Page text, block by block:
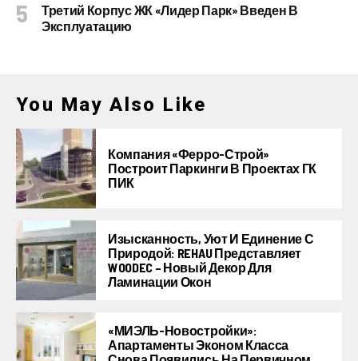
Третий Корпус ЖК «Лидер Парк» Введен В
Эксплуатацию
You May Also Like
Компания «Ферро-Строй»
Построит Паркинги В Проектах ГК
ПИК
Изысканность, Уют И Единение С
Природой: REHAU Представляет
WOODEC – Новый Декор Для
Ламинации Окон
«МИЭЛЬ-Новостройки»:
Апартаменты Эконом Класса